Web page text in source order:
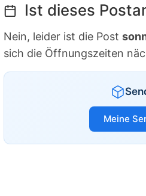
Ist dieses
Nein, leider ist die Post
sich die Öffnungszeiten
Meine